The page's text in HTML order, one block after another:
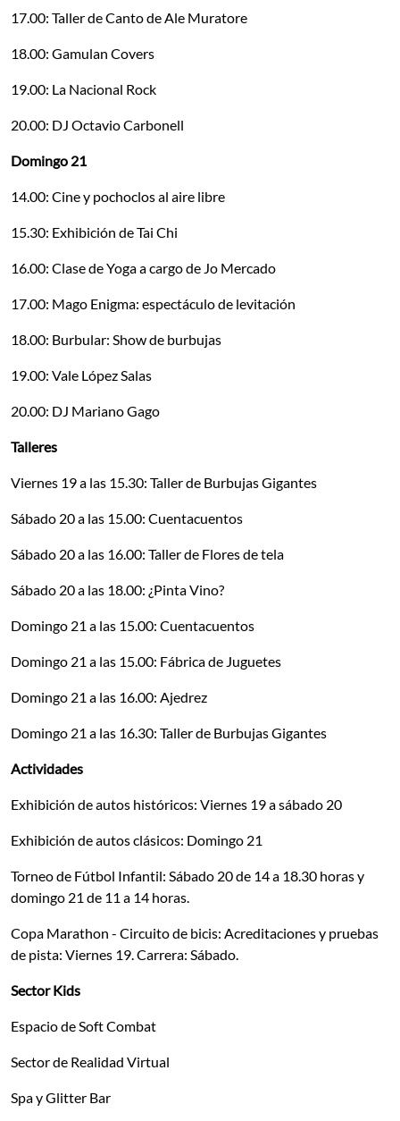
17.00: Taller de Canto de Ale Muratore
18.00: Gamulan Covers
19.00: La Nacional Rock
20.00: DJ Octavio Carbonell
Domingo 21
14.00: Cine y pochoclos al aire libre
15.30: Exhibición de Tai Chi
16.00: Clase de Yoga a cargo de Jo Mercado
17.00: Mago Enigma: espectáculo de levitación
18.00: Burbular: Show de burbujas
19.00: Vale López Salas
20.00: DJ Mariano Gago
Talleres
Viernes 19 a las 15.30: Taller de Burbujas Gigantes
Sábado 20 a las 15.00: Cuentacuentos
Sábado 20 a las 16.00: Taller de Flores de tela
Sábado 20 a las 18.00: ¿Pinta Vino?
Domingo 21 a las 15.00: Cuentacuentos
Domingo 21 a las 15.00: Fábrica de Juguetes
Domingo 21 a las 16.00: Ajedrez
Domingo 21 a las 16.30: Taller de Burbujas Gigantes
Actividades
Exhibición de autos históricos: Viernes 19 a sábado 20
Exhibición de autos clásicos: Domingo 21
Torneo de Fútbol Infantil: Sábado 20 de 14 a 18.30 horas y
domingo 21 de 11 a 14 horas.
Copa Marathon - Circuito de bicis: Acreditaciones y pruebas
de pista: Viernes 19. Carrera: Sábado.
Sector Kids
Espacio de Soft Combat
Sector de Realidad Virtual
Spa y Glitter Bar